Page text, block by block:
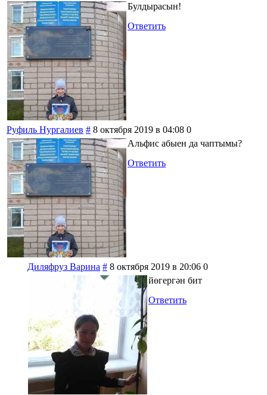
Булдырасын!
Ответить
Руфиль Нургалиев # 8 октября 2019 в 04:08 0
Альфис абыен да чаптымы?
Ответить
Диляфруз Варина # 8 октября 2019 в 20:06 0
йөгергән бит
Ответить